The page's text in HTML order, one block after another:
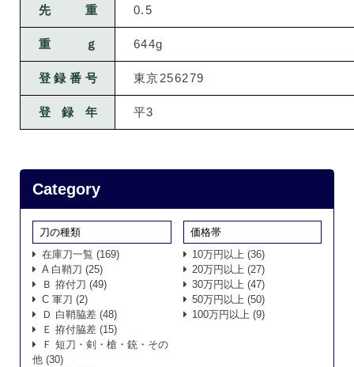
先重 0.5
重ｇ 644g
登録番号 東京256279
登録年 平3
Category
刀の種類
在庫刀一覧 (169)
A 白鞘刀 (25)
Ｂ 拵付刀 (49)
C 軍刀 (2)
Ｄ 白鞘脇差 (48)
Ｅ 拵付脇差 (15)
Ｆ 短刀・剣・槍・銃・その
他 (30)
価格帯
10万円以上 (36)
20万円以上 (27)
30万円以上 (47)
50万円以上 (50)
100万円以上 (9)